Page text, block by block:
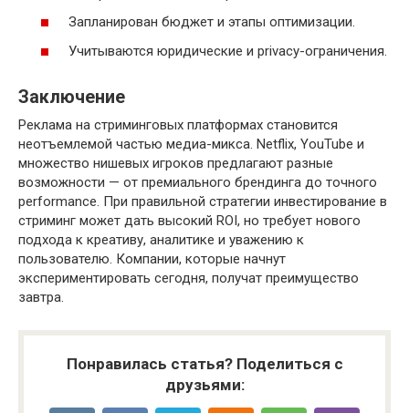
Запланирован бюджет и этапы оптимизации.
Учитываются юридические и privacy-ограничения.
Заключение
Реклама на стриминговых платформах становится
неотъемлемой частью медиа-микса. Netflix, YouTube и
множество нишевых игроков предлагают разные
возможности — от премиального брендинга до точного
performance. При правильной стратегии инвестирование в
стриминг может дать высокий ROI, но требует нового
подхода к креативу, аналитике и уважению к
пользователю. Компании, которые начнут
экспериментировать сегодня, получат преимущество
завтра.
Понравилась статья? Поделиться с
друзьями: